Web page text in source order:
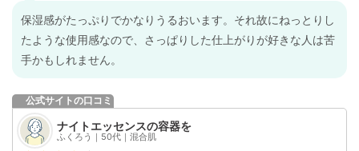
保湿感がたっぷりでかなりうるおいます。それ故にねっとりし
たような使用感なので、さっぱりした仕上がりが好きな人は苦
手かもしれません。
公式サイトの口コミ
ナイトエッセンスの容器を
ふくろう｜50代｜混合肌